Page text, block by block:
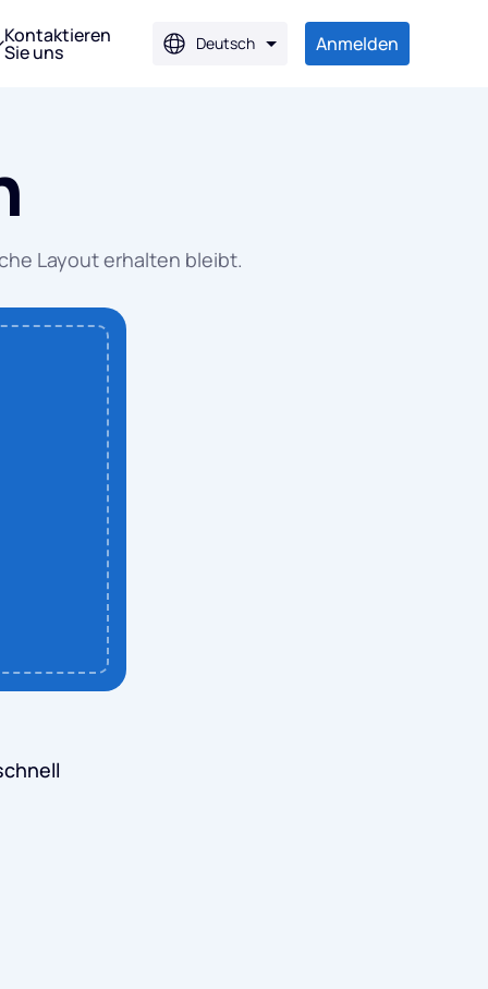
Kontaktieren
Sie uns Deutsch Anmelden
Layout erhalten bleibt.